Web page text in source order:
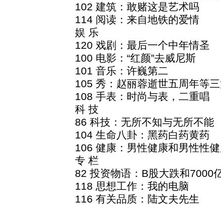
102 建筑：敢赌这是艺术吗
114 阅读：来自地铁的爱情
娱 乐
120 戏剧：最后一个中年情圣
100 电影：“红颜”去威尼斯
101 音乐：许巍第二
105 秀：赵丽蓉逝世五周年等
108 手表：时尚与表，二重唱
科 技
86 科技：无所不知与无所不能
104 生命八卦：黑药白药黄药
106 健康：男性健康和男性性
专 栏
82 投资物语：B股大跌和7000
118 思想工作：我的电脑
116 有关品质：陆文夫先生